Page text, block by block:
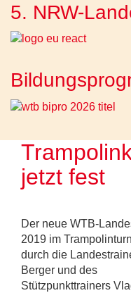
5. NRW-
jetzt fest
Der neue WTB-
2019 im
durch die
Berger und des
Stützpunkttrainers